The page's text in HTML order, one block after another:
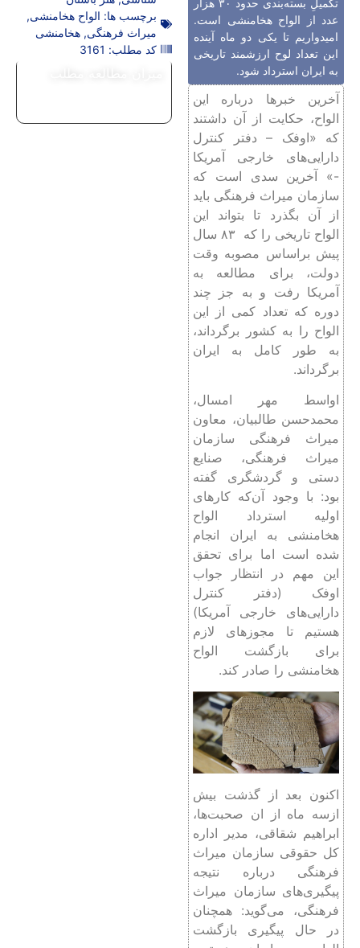
عدد از الواح هخامنشی است.
امیدواریم تا یکی دو ماه آینده
این تعداد لوح ارزشمند تاریخی
به ایران استرداد شود.
آخرین خبرها درباره‌ این
الواح، حکایت از آن داشتند
که «اوفک – دفتر کنترل
دارایی‌های خارجی آمریکا
-» آخرین سدی است که
سازمان میراث فرهنگی باید
از آن بگذرد تا بتواند این
الواح تاریخی را که ۸۳ سال
پیش براساس مصوبه وقت
دولت، برای مطالعه به
آمریکا رفت و به جز چند
دوره که تعداد کمی از این
الواح را به کشور برگرداند،
به طور کامل به ایران
برگرداند.
اواسط مهر امسال،
محمدحسن طالبیان، معاون
میراث فرهنگی سازمان
میراث فرهنگی، صنایع
دستی و گردشگری گفته
بود: با وجود آن‌که کارهای
اولیه استرداد الواح
هخامنشی به ایران انجام
شده است اما برای تحقق
این مهم در انتظار جواب
اوفک (دفتر کنترل
دارایی‌های خارجی آمریکا)
هستیم تا مجوزهای لازم
برای بازگشت الواح
هخامنشی را صادر کند.
اکنون بعد از گذشت بیش
ازسه ماه از ان صحبت‌ها،
ابراهیم شقاقی، مدیر اداره
کل حقوقی سازمان میراث‌
فرهنگی درباره‌ نتیجه‌
پیگیری‌های سازمان میراث
فرهنگی، می‌گوید: همچنان
در حال پیگیری بازگشت
برچسب ها: الواح هخامنشی,
میراث فرهنگی, هخامنشی
کد مطلب: 3161